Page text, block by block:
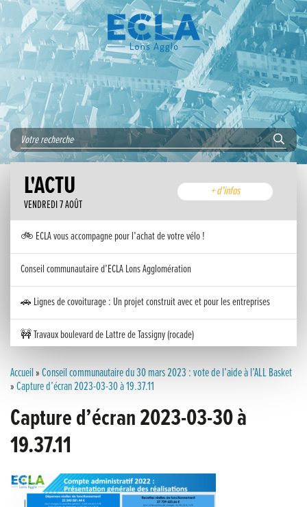
L'ACTU
VENDREDI 7 AOÛT
+ d'infos
🚲 ECLA vous accompagne pour l’achat de votre vélo !
Conseil communautaire d’ECLA Lons Agglomération
🚗 Lignes de covoiturage : Un projet construit avec et pour les entreprises
🚧 Travaux boulevard de Lattre de Tassigny (rocade)
Inauguration nouvelle station d’épuration (STEP) de Trenal
Meilleurs voeux 2026
Les Saisons Baroques du Jura 2025
Accueil»Conseil communautaire du 30 mars 2023 : vote de l’aide à l’ALL Basket
»Capture d’écran 2023-03-30 à 19.37.11
Capture d’écran 2023-03-30 à
19.37.11